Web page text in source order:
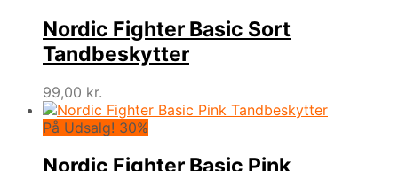
var:
109,00 kr..
er:
79,00 kr..
Nordic Fighter Basic Sort
Tandbeskytter
99,00 kr.
På Udsalg! 30%
Nordic Fighter Basic Pink